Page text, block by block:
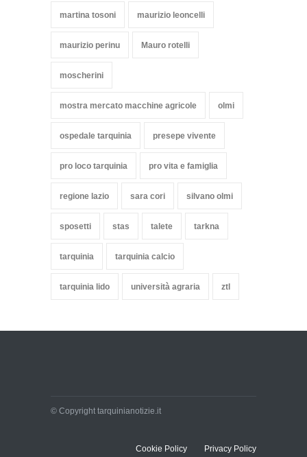
martina tosoni maurizio leoncelli
maurizio perinu Mauro rotelli
moscherini
mostra mercato macchine agricole olmi
ospedale tarquinia presepe vivente
pro loco tarquinia pro vita e famiglia
regione lazio sara cori silvano olmi
sposetti stas talete tarkna
tarquinia tarquinia calcio
tarquinia lido università agraria ztl
© Copyright tarquinianotizie.it
Cookie Policy Privacy Policy